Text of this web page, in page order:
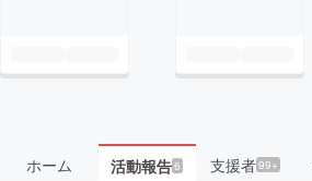
ホーム 活動報告6 支援者99+